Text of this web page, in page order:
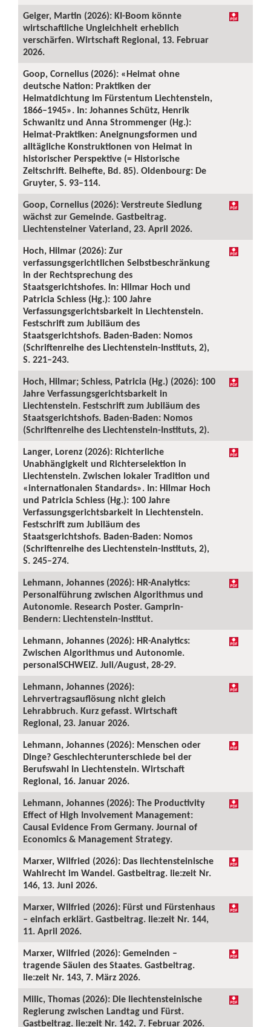
Geiger, Martin (2026): KI-Boom könnte
wirtschaftliche Ungleichheit erheblich
verschärfen. Wirtschaft Regional, 13. Februar
2026.
Goop, Cornelius (2026): «Heimat ohne
deutsche Nation: Praktiken der
Heimatdichtung im Fürstentum Liechtenstein,
1866–1945». In: Johannes Schütz, Henrik
Schwanitz und Anna Strommenger (Hg.):
Heimat-Praktiken: Aneignungsformen und
alltägliche Konstruktionen von Heimat in
historischer Perspektive (= Historische
Zeitschrift. Beihefte, Bd. 85). Oldenbourg: De
Gruyter, S. 93–114.
Goop, Cornelius (2026): Verstreute Siedlung
wächst zur Gemeinde. Gastbeitrag.
Liechtensteiner Vaterland, 23. April 2026.
Hoch, Hilmar (2026): Zur
verfassungsgerichtlichen Selbstbeschränkung
in der Rechtsprechung des
Staatsgerichtshofes. In: Hilmar Hoch und
Patricia Schiess (Hg.): 100 Jahre
Verfassungsgerichtsbarkeit in Liechtenstein.
Festschrift zum Jubiläum des
Staatsgerichtshofs. Baden-Baden: Nomos
(Schriftenreihe des Liechtenstein-Instituts, 2),
S. 221–243.
Hoch, Hilmar; Schiess, Patricia (Hg.) (2026): 100
Jahre Verfassungsgerichtsbarkeit in
Liechtenstein. Festschrift zum Jubiläum des
Staatsgerichtshofs. Baden-Baden: Nomos
(Schriftenreihe des Liechtenstein-Instituts, 2).
Langer, Lorenz (2026): Richterliche
Unabhängigkeit und Richterselektion in
Liechtenstein. Zwischen lokaler Tradition und
«internationalen Standards». In: Hilmar Hoch
und Patricia Schiess (Hg.): 100 Jahre
Verfassungsgerichtsbarkeit in Liechtenstein.
Festschrift zum Jubiläum des
Staatsgerichtshofs. Baden-Baden: Nomos
(Schriftenreihe des Liechtenstein-Instituts, 2),
S. 245–274.
Lehmann, Johannes (2026): HR-Analytics:
Personalführung zwischen Algorithmus und
Autonomie. Research Poster. Gamprin-
Bendern: Liechtenstein-Institut.
Lehmann, Johannes (2026): HR-Analytics:
Zwischen Algorithmus und Autonomie.
personalSCHWEIZ. Juli/August, 28-29.
Lehmann, Johannes (2026):
Lehrvertragsauflösung nicht gleich
Lehrabbruch. Kurz gefasst. Wirtschaft
Regional, 23. Januar 2026.
Lehmann, Johannes (2026): Menschen oder
Dinge? Geschlechterunterschiede bei der
Berufswahl in Liechtenstein. Wirtschaft
Regional, 16. Januar 2026.
Lehmann, Johannes (2026): The Productivity
Effect of High Involvement Management:
Causal Evidence From Germany. Journal of
Economics & Management Strategy.
Marxer, Wilfried (2026): Das liechtensteinische
Wahlrecht im Wandel. Gastbeitrag. lie:zeit Nr.
146, 13. Juni 2026.
Marxer, Wilfried (2026): Fürst und Fürstenhaus
– einfach erklärt. Gastbeitrag. lie:zeit Nr. 144,
11. April 2026.
Marxer, Wilfried (2026): Gemeinden –
tragende Säulen des Staates. Gastbeitrag.
lie:zeit Nr. 143, 7. März 2026.
Milic, Thomas (2026): Die liechtensteinische
Regierung zwischen Landtag und Fürst.
Gastbeitrag. lie:zeit Nr. 142, 7. Februar 2026.